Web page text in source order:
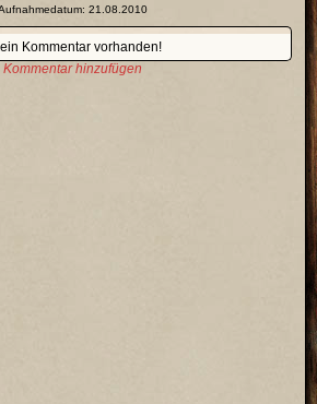
21.08.2010
Kommentar vorhanden!
Kommentar hinzufügen